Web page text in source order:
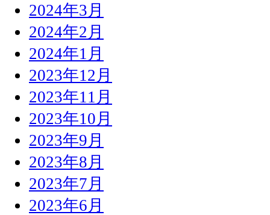
2024年3月
2024年2月
2024年1月
2023年12月
2023年11月
2023年10月
2023年9月
2023年8月
2023年7月
2023年6月